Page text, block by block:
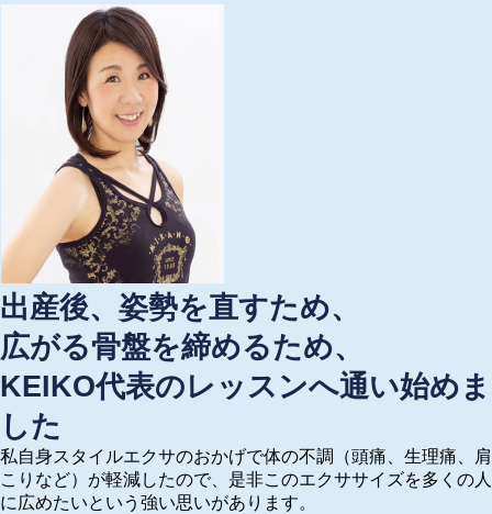
出産後、姿勢を直すため、
広がる骨盤を締めるため、
KEIKO代表のレッスンへ通い始めま
した
私自身スタイルエクサのおかげで体の不調（頭痛、生理痛、肩
こりなど）が軽減したので、是非このエクササイズを多くの人
に広めたいという強い思いがあります。